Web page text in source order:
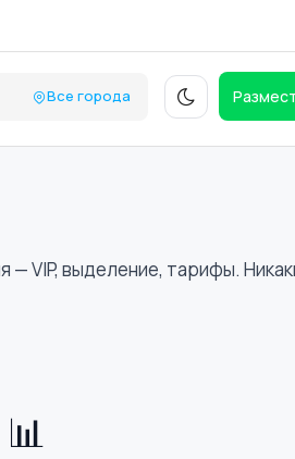
Все города
— VIP, выделение, тарифы.
📊